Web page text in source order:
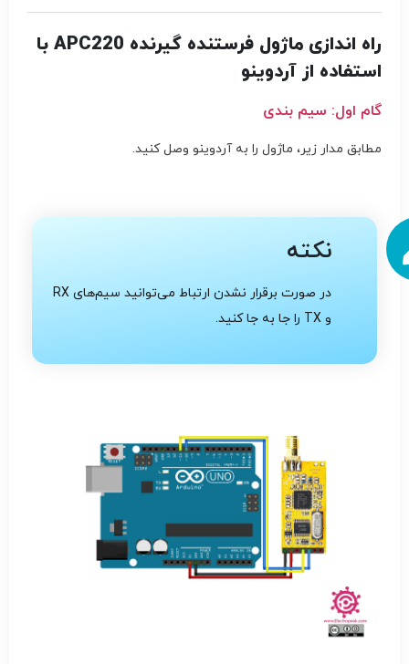
راه اندازی ماژول فرستنده گیرنده APC220 با
استفاده از آردوینو
گام اول: سیم بندی
مطابق مدار زیر، ماژول را به آردوینو وصل کنید.
نکته
در صورت برقرار نشدن ارتباط می‌توانید سیم‌های RX
و TX را جا به جا کنید.